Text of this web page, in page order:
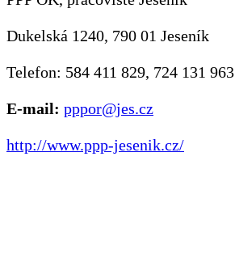
Dukelská 1240, 790 01 Jeseník
Telefon: 584 411 829, 724 131 963
E-mail: pppor@jes.cz
http://www.ppp-jesenik.cz/